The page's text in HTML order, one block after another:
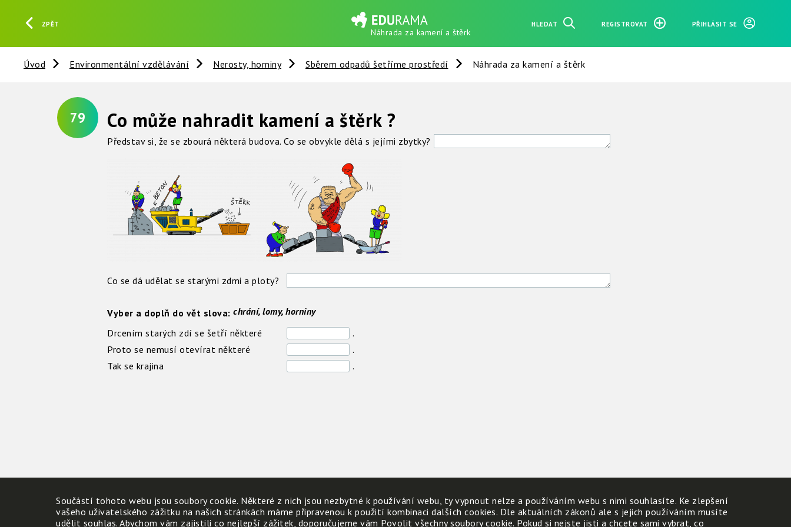
ZPĚT
Náhrada za kamení a štěrk
HLEDAT REGISTROVAT PŘIHLÁSIT SE
Úvod Environmentální vzdělávání Nerosty, horniny Sběrem odpadů šetříme prostředí Náhrada za kamení a štěrk
79 Co může nahradit kamení a štěrk ?
Představ si, že se zbourá některá budova. Co se obvykle dělá s jejími zbytky?
Co se dá udělat se starými zdmi a ploty?
Vyber a doplň do vět slova: chrání, lomy, horniny
Drcením starých zdí se šetří některé
.
Proto se nemusí otevírat některé
.
Tak se krajina
.
Součástí tohoto webu jsou soubory cookie. Některé z nich jsou nezbytné k používání webu, ty vypnout nelze a používáním webu s nimi souhlasíte. Ke zlepšení
vašeho uživatelského zážitku na našich stránkách máme připravenou k použití kombinaci dalších cookies. Dle aktuálních zákonů ale s jejich používáním musíte
udělit souhlas. Abychom vám zajistili co nejlepší zážitek, doporučujeme vám Povolit všechny soubory cookie. Pokud si nejste jisti a chcete sami vybrat, co